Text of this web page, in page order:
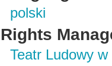
polski
Rights
Teatr Ludowy